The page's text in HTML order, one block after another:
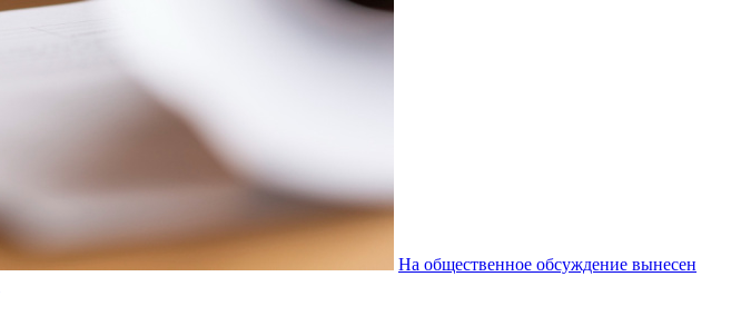
На общественное обсуждение вынесен